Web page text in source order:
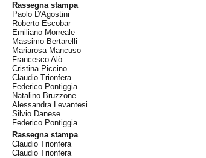
Rassegna stampa
Paolo D'Agostini
Roberto Escobar
Emiliano Morreale
Massimo Bertarelli
Mariarosa Mancuso
Francesco Alò
Cristina Piccino
Claudio Trionfera
Federico Pontiggia
Natalino Bruzzone
Alessandra Levantesi
Silvio Danese
Federico Pontiggia
Rassegna stampa
Claudio Trionfera
Claudio Trionfera